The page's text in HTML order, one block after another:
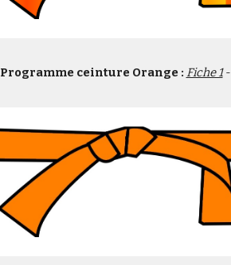
Programme ceinture Orange : Fiche 1 -